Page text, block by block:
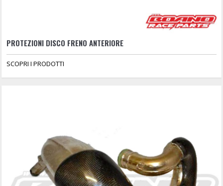
PROTEZIONI DISCO FRENO ANTERIORE
SCOPRI I PRODOTTI